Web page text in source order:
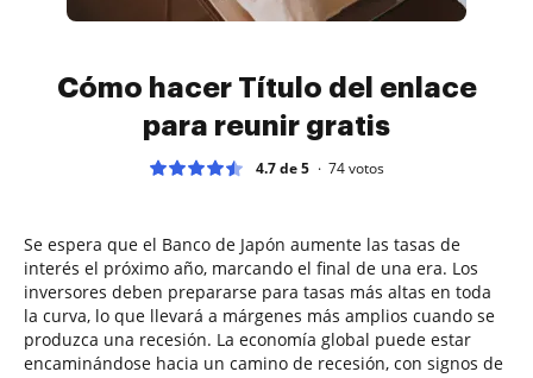
Cómo hacer Título del enlace
para reunir gratis
4.7 de 5 74votos
Se espera que el Banco de Japón aumente las tasas de
interés el próximo año, marcando el final de una era. Los
inversores deben prepararse para tasas más altas en toda
la curva, lo que llevará a márgenes más amplios cuando se
produzca una recesión. La economía global puede estar
encaminándose hacia un camino de recesión, con signos de